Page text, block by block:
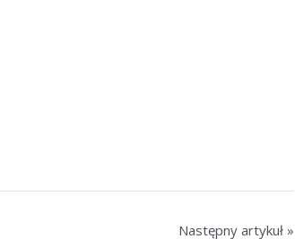
Następny artykuł »